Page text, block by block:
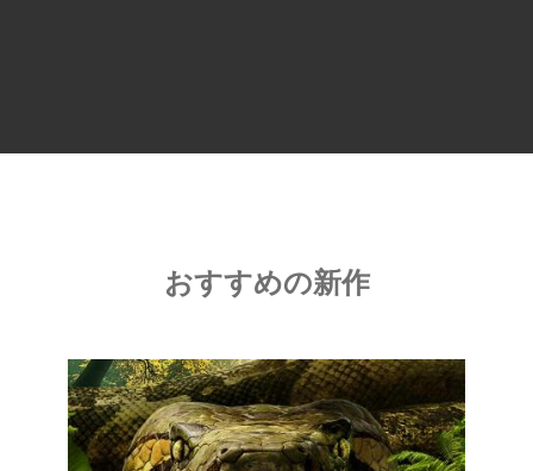
おすすめの新作